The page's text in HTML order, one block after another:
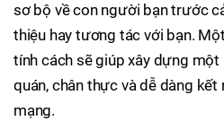
sơ bộ về con người bạn trước
thiệu hay tương tác với bạn.
tính cách sẽ giúp xây dựng một
quán, chân thực và dễ dàng
mạng.